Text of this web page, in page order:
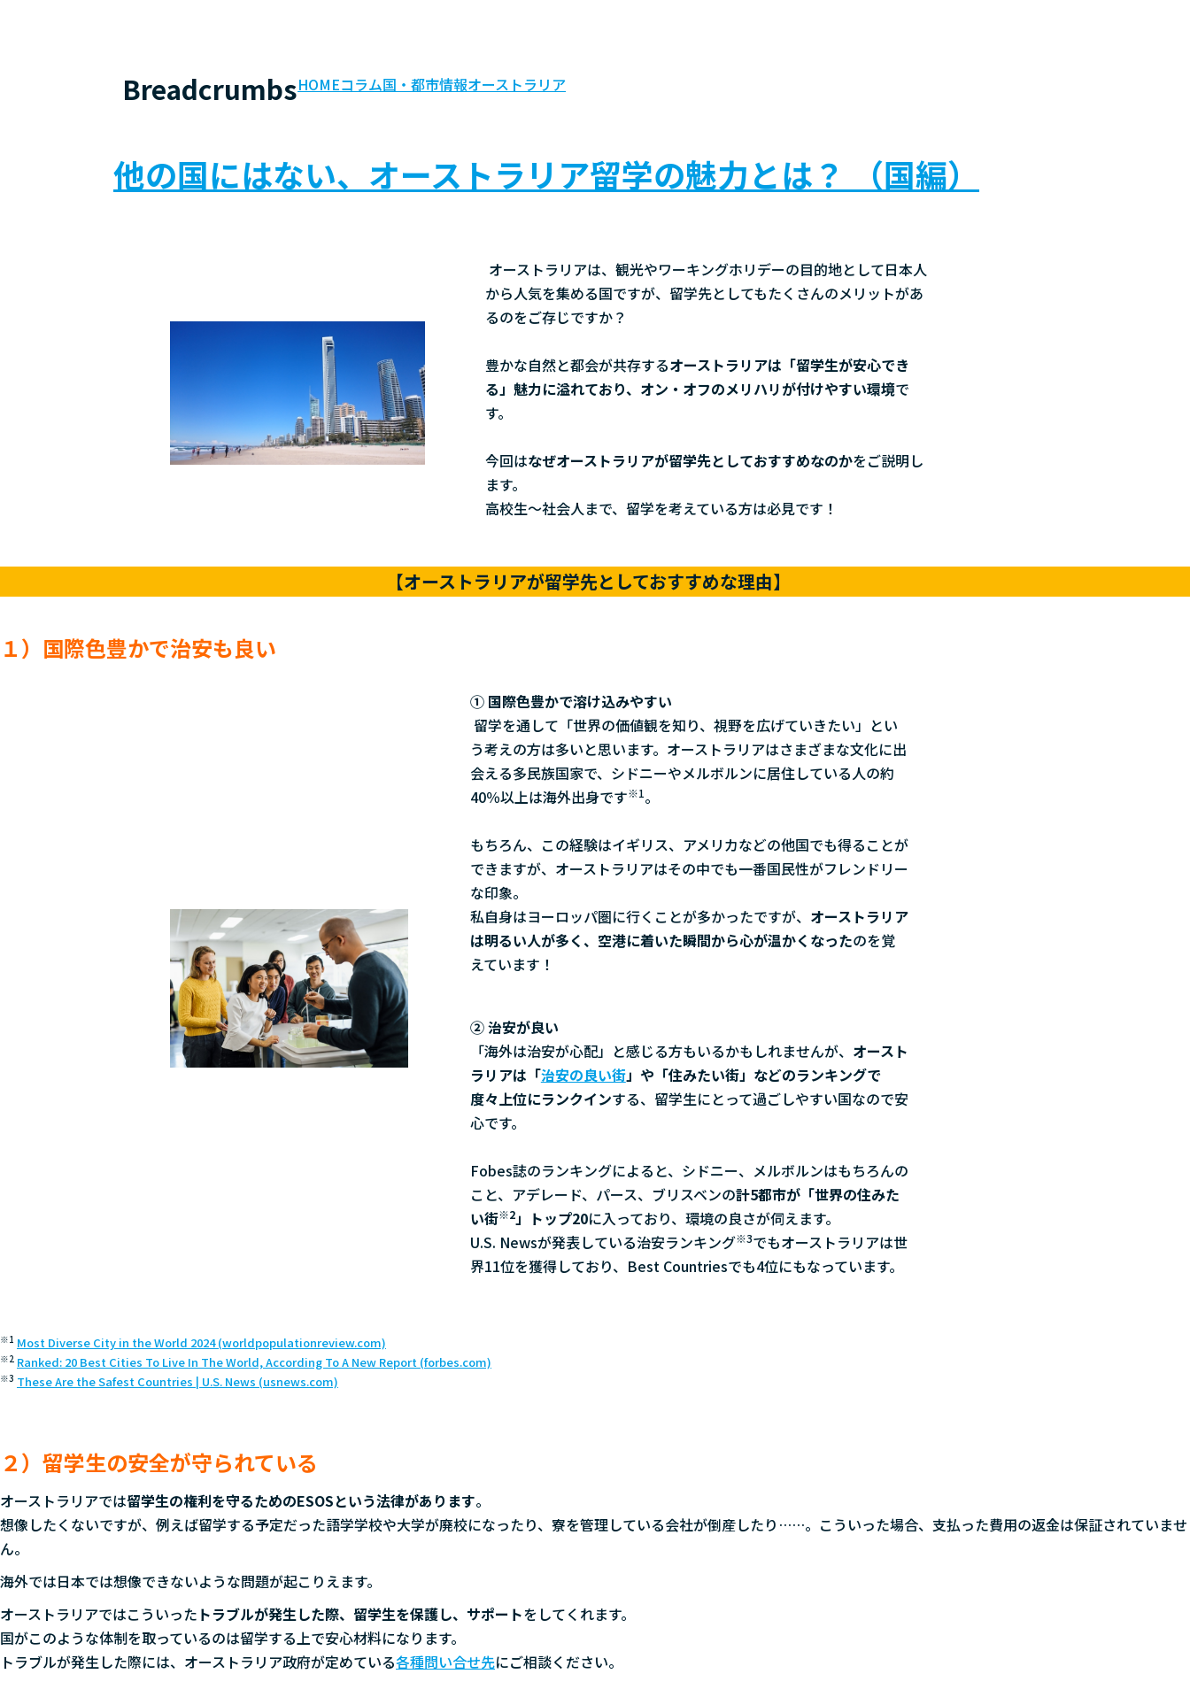
BreadcrumbsHOMEコラム国・都市情報オーストラリア
他の国にはない、オーストラリア留学の魅力とは？ （国編）
オーストラリアは、観光やワーキングホリデーの目的地として日本人
から人気を集める国ですが、留学先としてもたくさんのメリットがあ
るのをご存じですか？
豊かな自然と都会が共存するオーストラリアは「留学生が安心でき
る」魅力に溢れており、オン・オフのメリハリが付けやすい環境で
す。
今回はなぜオーストラリアが留学先としておすすめなのかをご説明し
ます。
高校生～社会人まで、留学を考えている方は必見です！
【オーストラリアが留学先としておすすめな理由】
１）国際色豊かで治安も良い
① 国際色豊かで溶け込みやすい
留学を通して「世界の価値観を知り、視野を広げていきたい」とい
う考えの方は多いと思います。オーストラリアはさまざまな文化に出
会える多民族国家で、シドニーやメルボルンに居住している人の約
40％以上は海外出身です※1。
もちろん、この経験はイギリス、アメリカなどの他国でも得ることが
できますが、オーストラリアはその中でも一番国民性がフレンドリー
な印象。
私自身はヨーロッパ圏に行くことが多かったですが、 オーストラリア
は明るい人が多く、空港に着いた瞬間から心が温かくなったのを覚
えています！
② 治安が良い
「海外は治安が心配」と感じる方もいるかもしれませんが、 オースト
ラリアは「治安の良い街」や「住みたい街」などのランキングで
度々上位にランクインする、留学生にとって過ごしやすい国なので安
心です。
Fobes誌のランキングによると、シドニー、メルボルンはもちろんの
こと、アデレード、パース、ブリスベンの計5都市が「世界の住みた
い街※2」トップ20に入っており、環境の良さが伺えます。
U.S. Newsが発表している治安ランキング※3でもオーストラリアは世
界11位を獲得しており、Best Countriesでも4位にもなっています。
※1 Most Diverse City in the World 2024 (worldpopulationreview.com)
※2 Ranked: 20 Best Cities To Live In The World, According To A New Report (forbes.com)
※3 These Are the Safest Countries | U.S. News (usnews.com)
２）留学生の安全が守られている
オーストラリアでは留学生の権利を守るためのESOSという法律があります。
想像したくないですが、例えば留学する予定だった語学学校や大学が廃校になったり、寮を管理している会社が倒産したり……。こういった場合、支払った費用の返金は保証されていませ
ん。
海外では日本では想像できないような問題が起こりえます。
オーストラリアではこういった トラブルが発生した際、留学生を保護し、サポートをしてくれます。
国がこのような体制を取っているのは留学する上で安心材料になります。
トラブルが発生した際には、オーストラリア政府が定めている各種問い合せ先にご相談ください。